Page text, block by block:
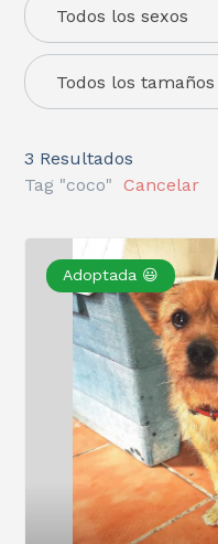
Todos los sexos
Todos los tamaños
3 Resultados
Tag "coco"
Cancelar
Adoptada 😃